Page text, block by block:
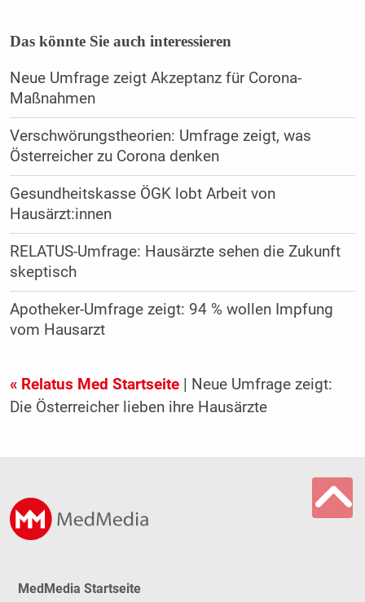
Das könnte Sie auch interessieren
Neue Umfrage zeigt Akzeptanz für Corona-
Maßnahmen
Verschwörungstheorien: Umfrage zeigt, was
Österreicher zu Corona denken
Gesundheitskasse ÖGK lobt Arbeit von
Hausärzt:innen
RELATUS-Umfrage: Hausärzte sehen die Zukunft
skeptisch
Apotheker-Umfrage zeigt: 94 % wollen Impfung
vom Hausarzt
« Relatus Med Startseite| Neue Umfrage zeigt:
Die Österreicher lieben ihre Hausärzte
MedMedia Startseite